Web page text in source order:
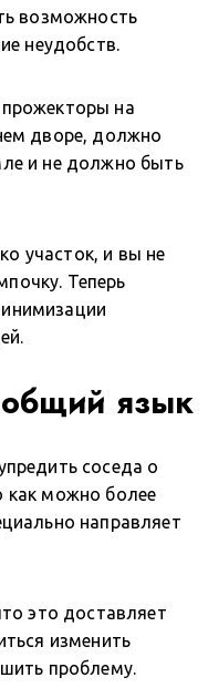
возможность
неудобств.
на
дворе, должно
и не должно быть
участок, и вы не
Теперь
общий язык
соседа о
как можно более
направляет
это доставляет
изменить
проблему.